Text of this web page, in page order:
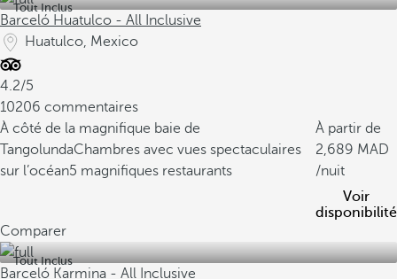
Tout Inclus
Barceló Huatulco - All Inclusive
Huatulco, Mexico
4.2/5
10206 commentaires
À côté de la magnifique baie de
TangolundaChambres avec vues spectaculaires
sur l’océan5 magnifiques restaurants
À partir de
2,689
/nuit
Voir
disponibilité
Comparer
Tout Inclus
Barceló Karmina - All Inclusive